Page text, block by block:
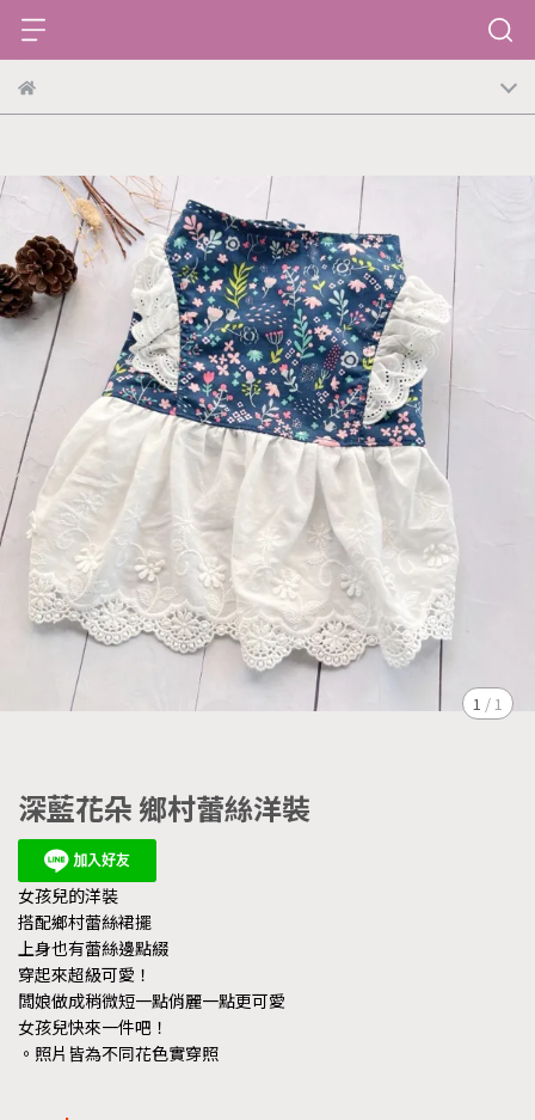
1 / 1
深藍花朵 鄉村蕾絲洋裝
女孩兒的洋裝
搭配鄉村蕾絲裙擺
上身也有蕾絲邊點綴
穿起來超級可愛！
闆娘做成稍微短一點俏麗一點更可愛
女孩兒快來一件吧！
。照片皆為不同花色實穿照